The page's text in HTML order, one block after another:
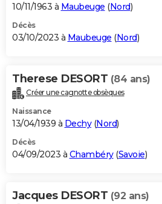
10/11/1963 à Maubeuge (Nord)
Décès
03/10/2023 à Maubeuge (Nord)
Therese DESORT (84 ans)
Créer une cagnotte obsèques
Naissance
13/04/1939 à Dechy(Nord)
Décès
04/09/2023 à Chambéry(Savoie)
Jacques DESORT (92 ans)